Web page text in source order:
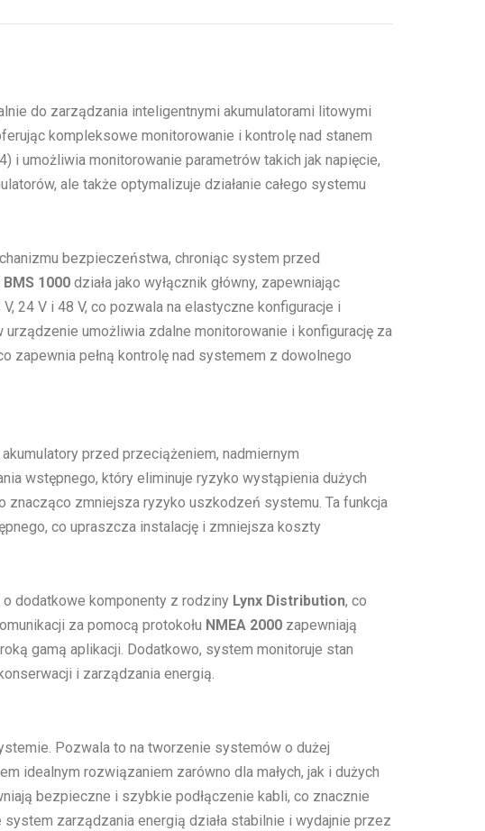
do zarządzania inteligentnymi akumulatorami litowymi
kompleksowe monitorowanie i kontrolę nad stanem
i umożliwia monitorowanie parametrów takich jak napięcie,
ale także optymalizuje działanie całego systemu
bezpieczeństwa, chroniąc system przed
1000 działa jako wyłącznik główny, zapewniając
24 V i 48 V, co pozwala na elastyczne konfiguracje i
urządzenie umożliwia zdalne monitorowanie i konfigurację za
zapewnia pełną kontrolę nad systemem z dowolnego
przed przeciążeniem, nadmiernym
wstępnego, który eliminuje ryzyko wystąpienia dużych
znacząco zmniejsza ryzyko uszkodzeń systemu. Ta funkcja
co upraszcza instalację i zmniejsza koszty
dodatkowe komponenty z rodziny Lynx Distribution, co
za pomocą protokołu NMEA 2000 zapewniają
gamą aplikacji. Dodatkowo, system monitoruje stan
i zarządzania energią.
Pozwala to na tworzenie systemów o dużej
idealnym rozwiązaniem zarówno dla małych, jak i dużych
bezpieczne i szybkie podłączenie kabli, co znacznie
zarządzania energią działa stabilnie i wydajnie przez